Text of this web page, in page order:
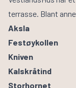
terrasse. Blant
Aksla
Festøykollen
Kniven
Kalskråtind
Storhornet